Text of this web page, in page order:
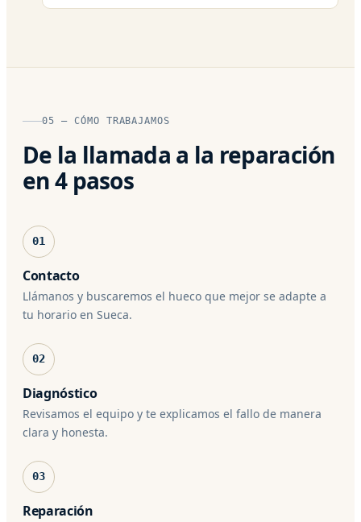
05 — CÓMO TRABAJAMOS
De la llamada a la reparación
en 4 pasos
01
Contacto
Llámanos y buscaremos el hueco que mejor se adapte a
tu horario en Sueca.
02
Diagnóstico
Revisamos el equipo y te explicamos el fallo de manera
clara y honesta.
03
Reparación